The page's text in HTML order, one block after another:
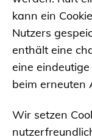
kann ein
Nutzers
enthält eine
eine
beim erneuten
Wir setzen